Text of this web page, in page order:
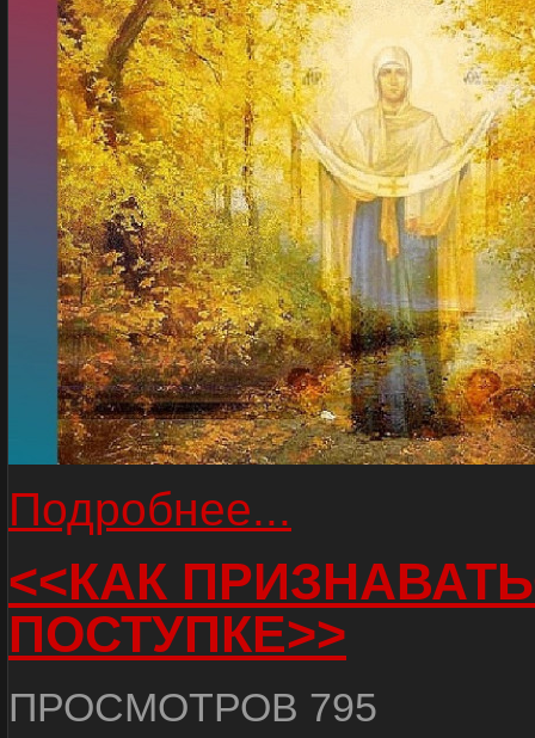
Подробнее...
<<КАК
ПОСТУПКЕ>>
ПРОСМОТРОВ 795